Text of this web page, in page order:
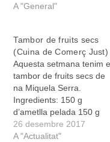
verdures 2 cullerades de
ratllat a gust de cadascú
Sal Pebre bo Oli d’oliva
Elaboració: Renta…
A "General"
Tambor de fruits secs
(Cuina de Comerç Just)
Aquesta setmana tenim
tambor de fruits secs de
na Miquela Serra.
Ingredients: 150 g
d’ametlla pelada 150 g
anacards (comerç just) 80
g panses 200 ml d’oli de
26 desembre 2017
A "Actualitat"